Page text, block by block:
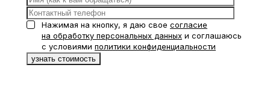
Нажимая на кнопку, я даю свое согласие
на обработку персональных данных и соглашаюсь
с условиями политики конфиденциальности